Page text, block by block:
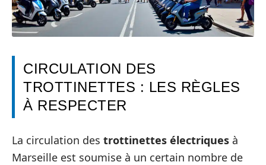
CIRCULATION DES
TROTTINETTES : LES RÈGLES
À RESPECTER
La circulation des trottinettes électriques à
Marseille est soumise à un certain nombre de